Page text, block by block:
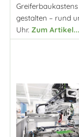
Greiferbaukastens
gestalten – rund
Uhr. Zum Artikel...